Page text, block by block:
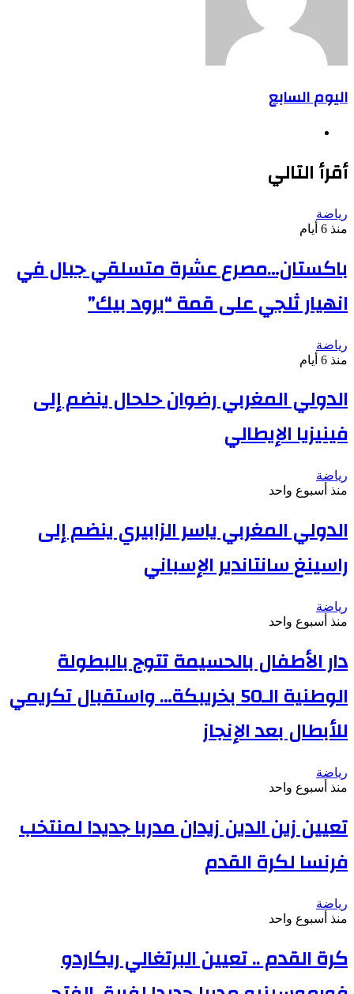
اليوم السابع
أقرأ التالي
رياضة
منذ 6 أيام
باكستان…مصرع عشرة متسلقي جبال في
انهيار ثلجي على قمة “برود بيك”
رياضة
منذ 6 أيام
الدولي المغربي رضوان حلحال ينضم إلى
فينيزيا الإيطالي
رياضة
منذ أسبوع واحد
الدولي المغربي ياسر الزابيري ينضم إلى
راسينغ سانتاندير الإسباني
رياضة
منذ أسبوع واحد
دار الأطفال بالحسيمة تتوج بالبطولة
الوطنية الـ50 بخريبكة… واستقبال تكريمي
للأبطال بعد الإنجاز
رياضة
منذ أسبوع واحد
تعيين زين الدين زيدان مدربا جديدا لمنتخب
فرنسا لكرة القدم
رياضة
منذ أسبوع واحد
كرة القدم .. تعيين البرتغالي ريكاردو